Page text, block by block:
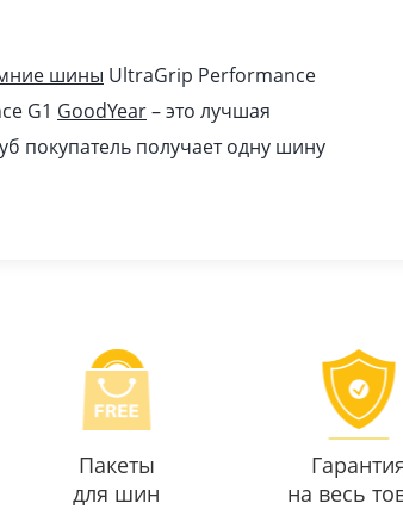
шины UltraGrip Performance
G1 GoodYear– это лучшая
покупатель получает одну шину
Пакеты
для шин
на весь